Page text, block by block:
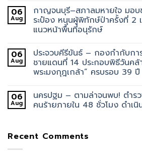
06
Aug
กาญจนบุรี–สภาลมหายใจ มอ
ระป๋อง หนุนผู้พิทักษ์ป่าครั้งที่ 2
แนวหน้าพื้นที่อนุรักษ์
06
Aug
ประจวบคีรีขันธ์ – กองกำกับกา
ชายแดนที่ 14 ประกอบพิธีวันค
พระมงกุฎเกล้า” ครบรอบ 39 ปี
06
Aug
นครปฐม – ตามล่าจนพบ! ตำร
คนร้ายภายใน 48 ชั่วโมง ดำเ
Recent Comments